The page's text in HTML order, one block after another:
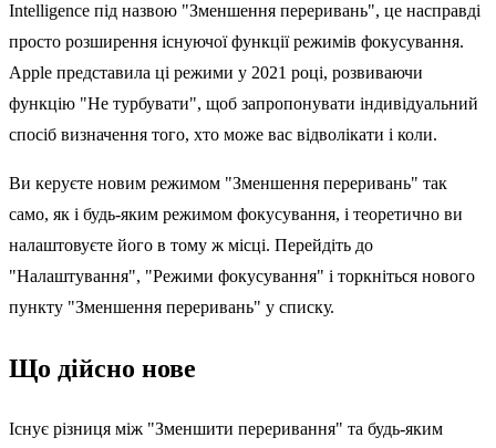
Intelligence під назвою "Зменшення переривань", це насправді
просто розширення існуючої функції режимів фокусування.
Apple представила ці режими у 2021 році, розвиваючи
функцію "Не турбувати", щоб запропонувати індивідуальний
спосіб визначення того, хто може вас відволікати і коли.
Ви керуєте новим режимом "Зменшення переривань" так
само, як і будь-яким режимом фокусування, і теоретично ви
налаштовуєте його в тому ж місці. Перейдіть до
"Налаштування", "Режими фокусування" і торкніться нового
пункту "Зменшення переривань" у списку.
Що дійсно нове
Існує різниця між "Зменшити переривання" та будь-яким